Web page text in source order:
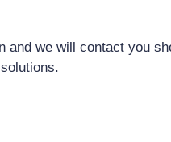
and we will contact you